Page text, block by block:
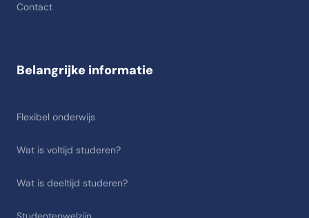
Contact
Belangrijke informatie
Flexibel onderwijs
Wat is voltijd studeren?
Wat is deeltijd studeren?